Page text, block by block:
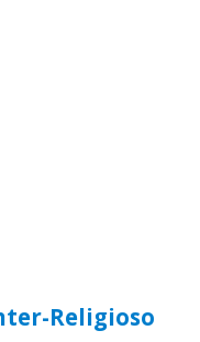
Religioso